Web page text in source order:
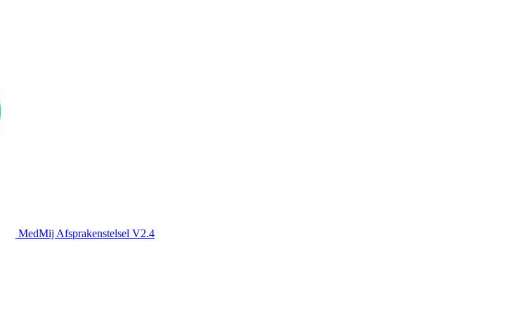
MedMij Afsprakenstelsel V2.4